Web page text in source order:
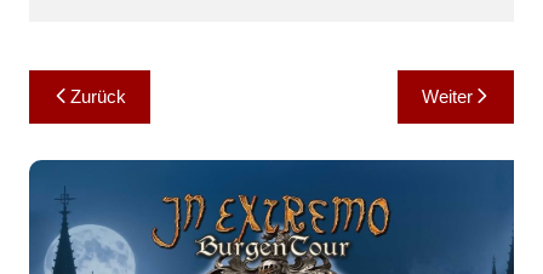
Beitragsnavigation
Zurück Weiter